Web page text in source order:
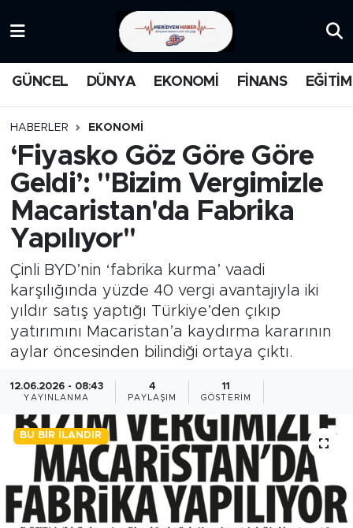
GÜNCEL DÜNYA EKONOMİ FİNANS EĞİTİM
HABERLER EKONOMİ
‘Fiyasko Göz Göre Göre
Geldi’: ''Bizim Vergimizle
Macaristan'da Fabrika
Yapılıyor''
Çinli BYD’nin ‘fabrika kurma’ vaadi
karşılığında yüzde 40 vergi avantajıyla iki
yıldır satış yaptığı Türkiye’den çıkıp
yatırımını Macaristan’a kaydırma kararının
aylar öncesinden bilindiği ortaya çıktı.
12.06.2026 - 08:43
YAYINLANMA
4
PAYLAŞIM
11
GÖSTERIM
BU BIR İLANDIR
MEDYA
FİNANS
DÜNYA
GÜNCEL
KARİKATÜR
BİLİM-TEKNOLOJİ
RÖPÖRTAJ
ANALİZ
NOSTALJİ
Trafik Durumu
Süper Lig Puan Durumu ve Fikstür
Tüm Manşetler
Son Dakika Haberleri
Haber Arşivi